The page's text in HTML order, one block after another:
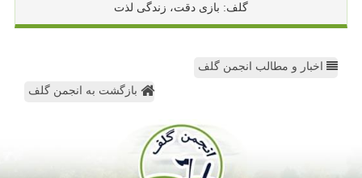
گلف: بازی دقت، زندگی لذت
اخبار و مطالب انجمن گلف
بازگشت به انجمن گلف